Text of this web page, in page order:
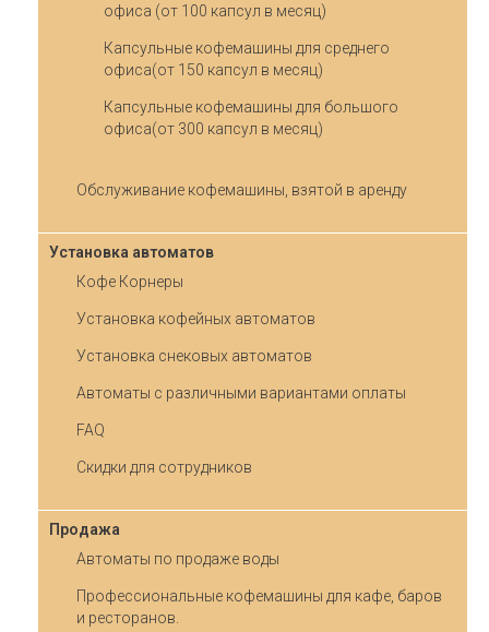
офиса (от 100 капсул в месяц)
Капсульные кофемашины для среднего
офиса(от 150 капсул в месяц)
Капсульные кофемашины для большого
офиса(от 300 капсул в месяц)
Обслуживание кофемашины, взятой в аренду
Установка автоматов
Кофе Корнеры
Установка кофейных автоматов
Установка снековых автоматов
Автоматы с различными вариантами оплаты
FAQ
Скидки для сотрудников
Продажа
Автоматы по продаже воды
Профессиональные кофемашины для кафе, баров
и ресторанов.